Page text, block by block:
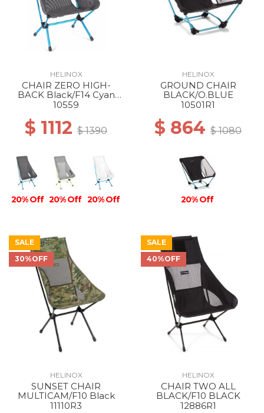
HELINOX
CHAIR ZERO HIGH-
BACK Black/F14 Cyan
Blue
10559
$ 1112 $ 1390
20% Off 20% Off 20% Off
HELINOX
GROUND CHAIR
BLACK/O.BLUE
10501R1
$ 864 $ 1080
20% Off
SALE
30%OFF
HELINOX
SUNSET CHAIR
MULTICAM/F10 Black
11110R3
SALE
40%OFF
HELINOX
CHAIR TWO ALL
BLACK/F10 BLACK
12886R1